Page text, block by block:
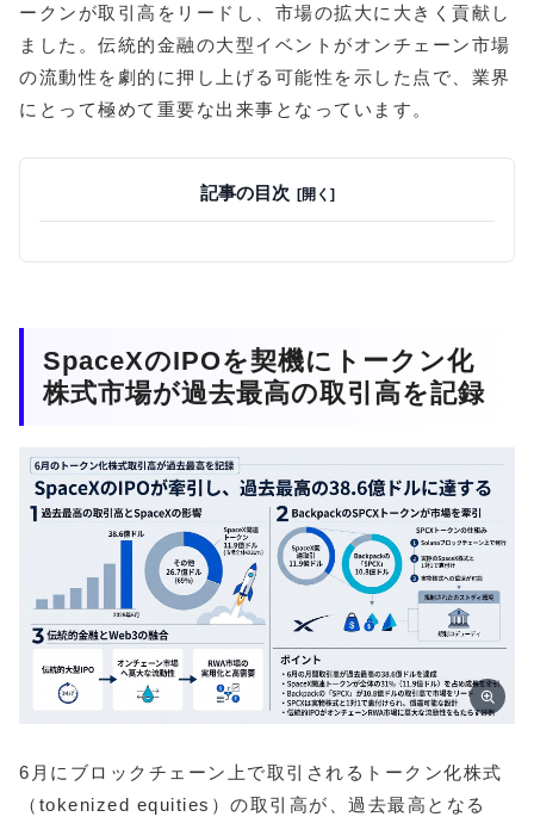
ークンが取引高をリードし、市場の拡大に大きく貢献し
ました。伝統的金融の大型イベントがオンチェーン市場
の流動性を劇的に押し上げる可能性を示した点で、業界
にとって極めて重要な出来事となっています。
記事の目次
SpaceXのIPOを契機にトークン化
株式市場が過去最高の取引高を記録
6月にブロックチェーン上で取引されるトークン化株式
（tokenized equities）の取引高が、過去最高となる